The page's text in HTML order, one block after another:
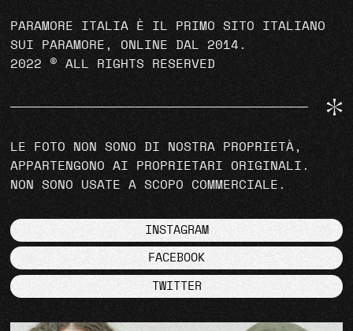
PARAMORE ITALIA È IL PRIMO SITO ITALIANO
SUI PARAMORE, ONLINE DAL 2014.
2022 © ALL RIGHTS RESERVED
LE FOTO NON SONO DI NOSTRA PROPRIETÀ,
APPARTENGONO AI PROPRIETARI ORIGINALI.
NON SONO USATE A SCOPO COMMERCIALE.
INSTAGRAM
FACEBOOK
TWITTER